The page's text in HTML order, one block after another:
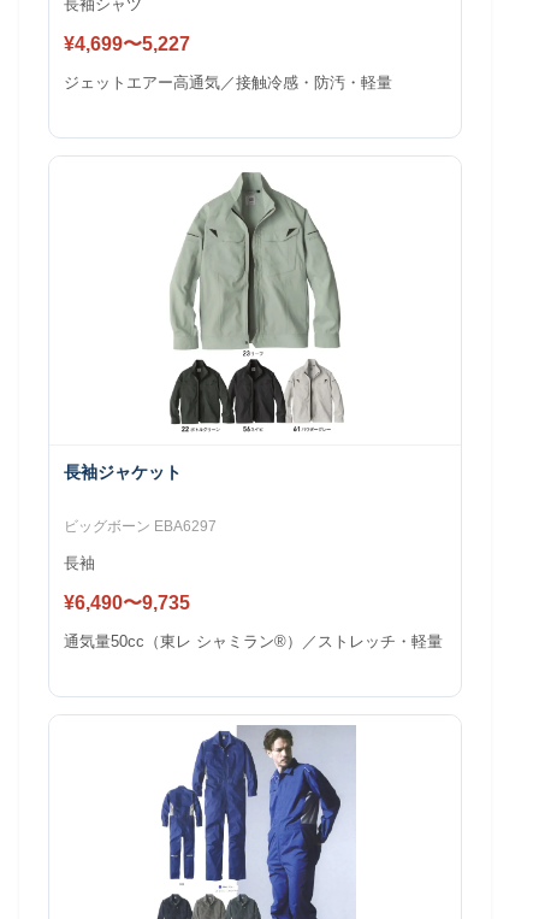
長袖シャツ
¥4,699〜5,227
ジェットエアー高通気／接触冷感・防汚・軽量
長袖ジャケット
ビッグボーン EBA6297
長袖
¥6,490〜9,735
通気量50cc（東レ シャミラン®）／ストレッチ・軽量